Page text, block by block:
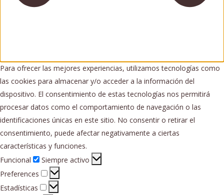
Para ofrecer las mejores experiencias, utilizamos tecnologías como
las cookies para almacenar y/o acceder a la información del
dispositivo. El consentimiento de estas tecnologías nos permitirá
procesar datos como el comportamiento de navegación o las
identificaciones únicas en este sitio. No consentir o retirar el
consentimiento, puede afectar negativamente a ciertas
características y funciones.
Funcional
Funcional
Siempre activo
Preferences
Preferences
Estadísticas
Estadísticas